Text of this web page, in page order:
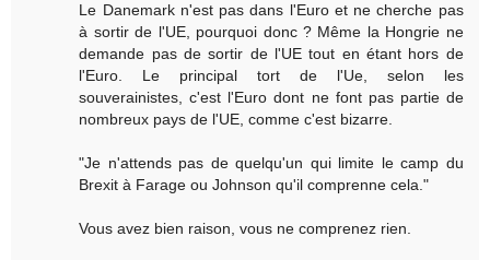
Le Danemark n'est pas dans l'Euro et ne cherche pas
à sortir de l'UE, pourquoi donc ? Même la Hongrie ne
demande pas de sortir de l'UE tout en étant hors de
l'Euro. Le principal tort de l'Ue, selon les
souverainistes, c'est l'Euro dont ne font pas partie de
nombreux pays de l'UE, comme c'est bizarre.
"Je n'attends pas de quelqu'un qui limite le camp du
Brexit à Farage ou Johnson qu'il comprenne cela."
Vous avez bien raison, vous ne comprenez rien.